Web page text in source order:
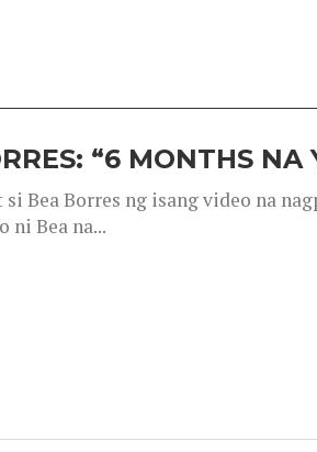
“6 MONTHS NA
Bea Borres ng isang video na
ni Bea na...